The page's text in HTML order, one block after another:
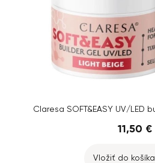
11,50 €
Vložiť do košíka